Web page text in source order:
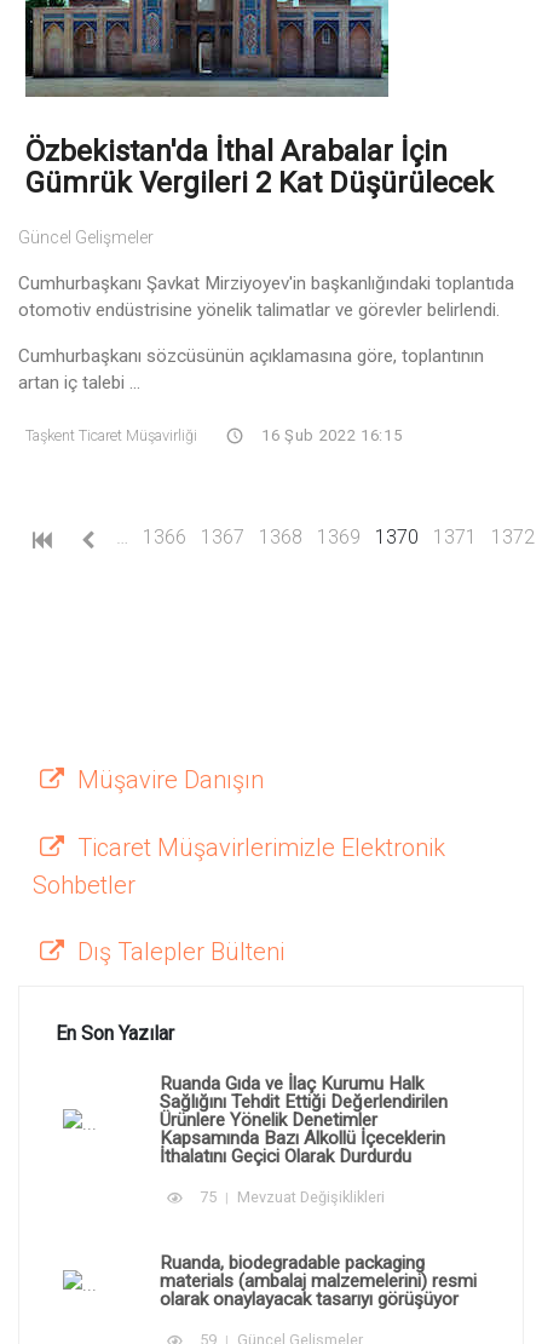
Özbekistan'da İthal Arabalar İçin
Gümrük Vergileri 2 Kat Düşürülecek
Güncel Gelişmeler
Cumhurbaşkanı Şavkat Mirziyoyev'in başkanlığındaki toplantıda
otomotiv endüstrisine yönelik talimatlar ve görevler belirlendi.
Cumhurbaşkanı sözcüsünün açıklamasına göre, toplantının
artan iç talebi ...
Taşkent Ticaret Müşavirliği 16 Şub 2022 16:15
1366 1367 1368 1369 1370 (current)
1371 1372
Müşavire Danışın
Ticaret Müşavirlerimizle Elektronik
Sohbetler
Dış Talepler Bülteni
En Son Yazılar
Ruanda Gıda ve İlaç Kurumu Halk
Sağlığını Tehdit Ettiği Değerlendirilen
Ürünlere Yönelik Denetimler
Kapsamında Bazı Alkollü İçeceklerin
İthalatını Geçici Olarak Durdurdu
75 Mevzuat Değişiklikleri
Ruanda, biodegradable packaging
materials (ambalaj malzemelerini) resmi
olarak onaylayacak tasarıyı görüşüyor
59 Güncel Gelişmeler